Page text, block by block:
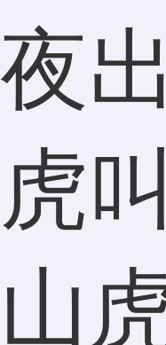
夜
虎
山